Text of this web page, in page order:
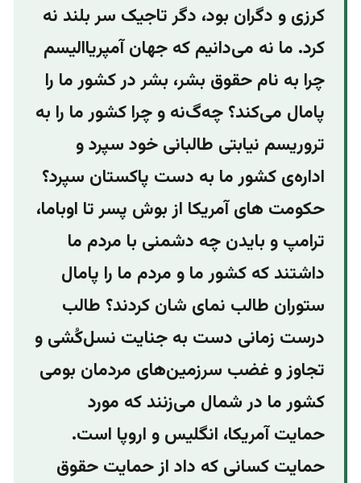
کرزی و دگران بود، دگر تاجیک سر بلند نه
کرد. ما نه می‌دانیم که جهان آمپریاالیسم
چرا به نام حقوق بشر، بشر در کشور ما را
پامال می‌کند؟ چه‌گ‌نه و چرا کشور ما را به
تروریسم نیابتی طالبانی خود سپرد و
اداره‌ی کشور ما به دست پاکستان سپرد؟
حکومت های آمریکا از بوش پسر تا اوباما،
ترامپ و‌ بایدن چه دشمنی با مردم ما
داشتند که کشور ما و‌ مردم ما را پامال
ستوران طالب نمای شان کردند؟ طالب
درست زمانی دست به جنایت نسل‌کُشی و‌
تجاوز و غضب سرزمین‌های مردمان بومی
کشور ما در شمال می‌زنند که مورد
حمایت آمریکا،‌ انگلیس و اروپا است.
حمایت کسانی که داد از حمایت حقوق